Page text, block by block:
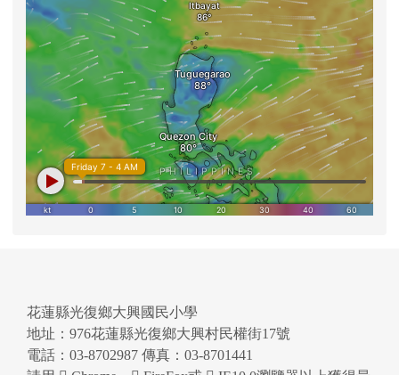
花蓮縣光復鄉大興國民小學
地址：976花蓮縣光復鄉大興村民權街17號
電話：03-8702987 傳真：03-8701441